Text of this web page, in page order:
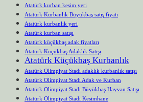
Atatürk kurban kesim yeri
Atatürk Kurbanlık Büyükbaş satış fiyatı
Atatürk kurbanlık yeri
Atatürk kurban satışı
Atatürk küçükbaş adak fiyatları
Atatürk Küçükbaş Adaklık Satışı
Atatürk Küçükbaş Kurbanlık
Atatürk Olimpiyat Stadı adaklık kurbanlık satışı
Atatürk Olimpiyat Stadı Adak ve Kurban
Atatürk Olimpiyat Stadı Büyükbaş Hayvan Satışı
Atatürk Olimpiyat Stadı Kesimhane